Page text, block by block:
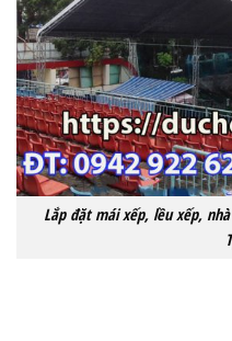
Lắp đặt mái xếp, lều xếp,